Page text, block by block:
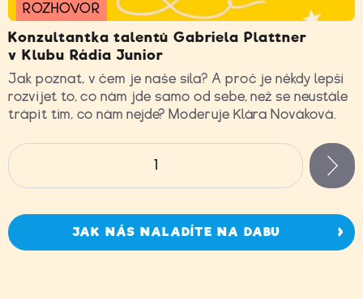
ROZHOVOR
Konzultantka talentů Gabriela Plattner
v Klubu Rádia Junior
Jak poznat, v čem je naše síla? A proč je někdy lepší
rozvíjet to, co nám jde samo od sebe, než se neustále
trápit tím, co nám nejde? Moderuje Klára Nováková.
Stránky
1
JAK NÁS NALADÍTE NA DABU